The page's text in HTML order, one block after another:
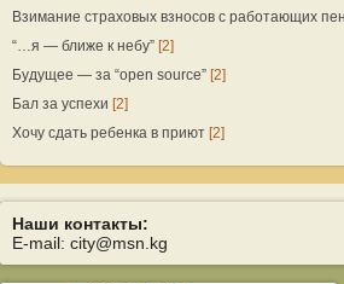
Взимание страховых взносов с работающих
“…я — ближе к небу” [2]
Будущее — за “open source” [2]
Бал за успехи [2]
Хочу сдать ребенка в приют [2]
Наши контакты:
E-mail: city@msn.kg